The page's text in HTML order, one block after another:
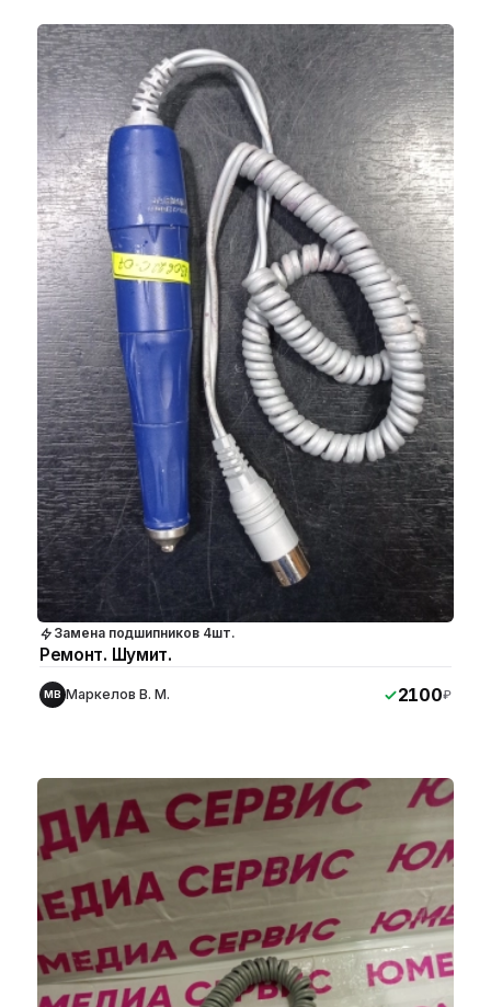
Замена подшипников 4шт.
Ремонт. Шумит.
МВ Маркелов В. М. 2100₽